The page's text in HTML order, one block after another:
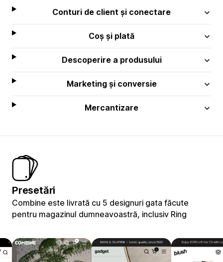
Conturi de client și conectare
Coș și plată
Descoperire a produsului
Marketing și conversie
Mercantizare
Presetări
Combine este livrată cu 5 designuri gata făcute
pentru magazinul dumneavoastră, inclusiv Ring